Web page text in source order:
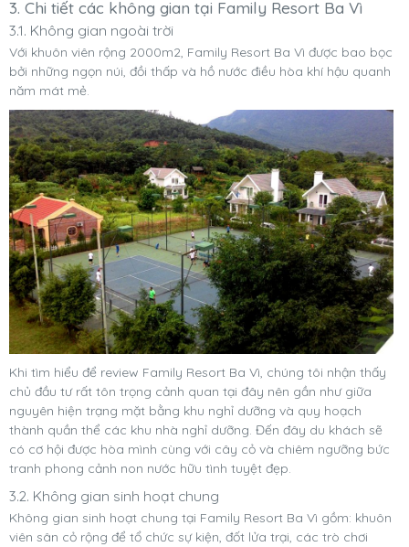
3. Chi tiết các không gian tại Family Resort Ba Vì
3.1. Không gian ngoài trời
Với khuôn viên rộng 2000m2, Family Resort Ba Vì được bao bọc
bởi những ngọn núi, đồi thấp và hồ nước điều hòa khí hậu quanh
năm mát mẻ.
Khi tìm hiểu để review Family Resort Ba Vì, chúng tôi nhận thấy
chủ đầu tư rất tôn trọng cảnh quan tại đây nên gần như giữa
nguyên hiện trạng mặt bằng khu nghỉ dưỡng và quy hoạch
thành quần thể các khu nhà nghỉ dưỡng. Đến đây du khách sẽ
có cơ hội được hòa mình cùng với cây cỏ và chiêm ngưỡng bức
tranh phong cảnh non nước hữu tình tuyệt đẹp.
3.2. Không gian sinh hoạt chung
Không gian sinh hoạt chung tại Family Resort Ba Vì gồm: khuôn
viên sân cỏ rộng để tổ chức sự kiện, đốt lửa trại, các trò chơi